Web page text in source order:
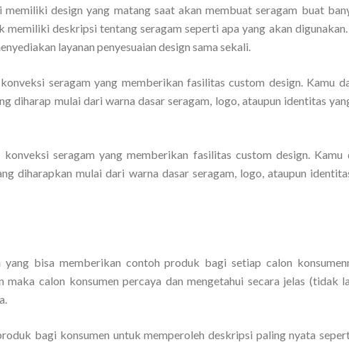
design yang matang saat akan membuat seragam buat
memiliki deskripsi tentang seragam seperti apa yang akan
layanan penyesuaian design sama sekali.
seragam yang memberikan fasilitas custom design. Kamu
diharap mulai dari warna dasar seragam, logo, ataupun identitas
seragam yang memberikan fasilitas custom design. Kamu
diharapkan mulai dari warna dasar seragam, logo, ataupun
bisa memberikan contoh produk bagi setiap calon
calon konsumen percaya dan mengetahui secara jelas (tidak
bagi konsumen untuk memperoleh deskripsi paling nyata